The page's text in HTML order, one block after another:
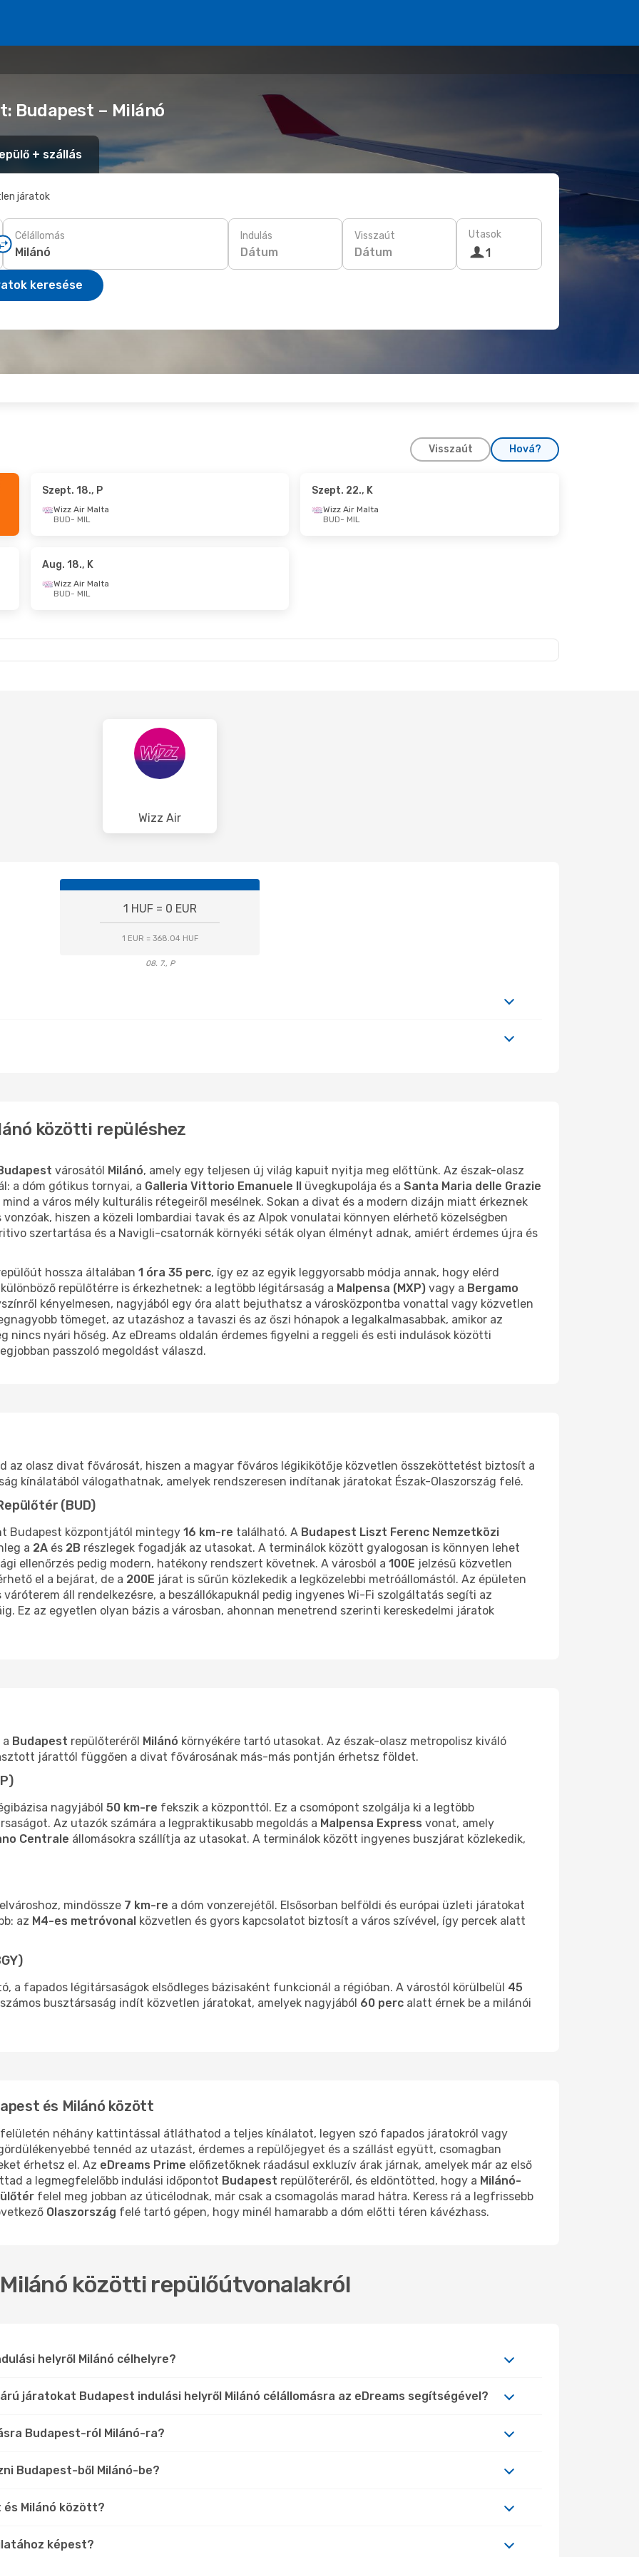
Budapest – Milánó
+ szállás
járatok
Célállomás Indulás
Dátum
Visszaút
Dátum
Utasok
1
keresése
Visszaút Hová?
- Szept. 9., Sze
Szept. 18., P
Wizz Air Malta
BUD- MIL
Szept. 22., K
Wizz Air Malta
BUD- MIL
Aug. 18., K
Wizz Air Malta
BUD- MIL
Wizz Air
1 HUF = 0 EUR
1 EUR = 368.04 HUF
08. 7., P
közötti repüléshez
városától Milánó, amely egy teljesen új világ kapuit nyitja meg előttünk. Az észak-olasz
a dóm gótikus tornyai, a Galleria Vittorio Emanuele II üvegkupolája és a Santa Maria delle Grazie
a város mély kulturális rétegeiről mesélnek. Sokan a divat és a modern dizájn miatt érkeznek
hiszen a közeli lombardiai tavak és az Alpok vonulatai könnyen elérhető közelségben
szertartása és a Navigli-csatornák környéki séták olyan élményt adnak, amiért érdemes újra és
hossza általában 1 óra 35 perc, így ez az egyik leggyorsabb módja annak, hogy elérd
repülőtérre is érkezhetnek: a legtöbb légitársaság a Malpensa (MXP) vagy a Bergamo
kényelmesen, nagyjából egy óra alatt bejuthatsz a városközpontba vonattal vagy közvetlen
tömeget, az utazáshoz a tavaszi és az őszi hónapok a legalkalmasabbak, amikor az
nincs nyári hőség. Az eDreams oldalán érdemes figyelni a reggeli és esti indulások közötti
passzoló megoldást válaszd.
az olasz divat fővárosát, hiszen a magyar főváros légikikötője közvetlen összeköttetést biztosít a
kínálatából válogathatnak, amelyek rendszeresen indítanak járatokat Észak-Olaszország felé.
(BUD)
Budapest központjától mintegy 16 km-re található. A Budapest Liszt Ferenc Nemzetközi
a 2A és 2B részlegek fogadják az utasokat. A terminálok között gyalogosan is könnyen lehet
ellenőrzés pedig modern, hatékony rendszert követnek. A városból a 100E jelzésű közvetlen
el a bejárat, de a 200E járat is sűrűn közlekedik a legközelebbi metróállomástól. Az épületen
áll rendelkezésre, a beszállókapuknál pedig ingyenes Wi-Fi szolgáltatás segíti az
Ez az egyetlen olyan bázis a városban, ahonnan menetrend szerinti kereskedelmi járatok
Budapest repülőteréről Milánó környékére tartó utasokat. Az észak-olasz metropolisz kiváló
járattól függően a divat fővárosának más-más pontján érhetsz földet.
nagyjából 50 km-re fekszik a központtól. Ez a csomópont szolgálja ki a legtöbb
Az utazók számára a legpraktikusabb megoldás a Malpensa Express vonat, amely
Centrale állomásokra szállítja az utasokat. A terminálok között ingyenes buszjárat közlekedik,
mindössze 7 km-re a dóm vonzerejétől. Elsősorban belföldi és európai üzleti járatokat
az M4-es metróvonal közvetlen és gyors kapcsolatot biztosít a város szívével, így percek alatt
a fapados légitársaságok elsődleges bázisaként funkcionál a régióban. A várostól körülbelül 45
busztársaság indít közvetlen járatokat, amelyek nagyjából 60 perc alatt érnek be a milánói
és Milánó között
felületén néhány kattintással átláthatod a teljes kínálatot, legyen szó fapados járatokról vagy
tennéd az utazást, érdemes a repülőjegyet és a szállást együtt, csomagban
érhetsz el. Az eDreams Prime előfizetőknek ráadásul exkluzív árak járnak, amelyek már az első
a legmegfelelőbb indulási időpontot Budapest repülőteréről, és eldöntötted, hogy a Milánó-
felel meg jobban az úticélodnak, már csak a csomagolás marad hátra. Keress rá a legfrissebb
Olaszország felé tartó gépen, hogy minél hamarabb a dóm előtti téren kávézhass.
közötti repülőútvonalakról
helyről Milánó célhelyre?
járatokat Budapest indulási helyről Milánó célállomásra az eDreams segítségével?
Budapest-ról Milánó-ra?
Budapest-ből Milánó-be?
és Milánó között?
képest?